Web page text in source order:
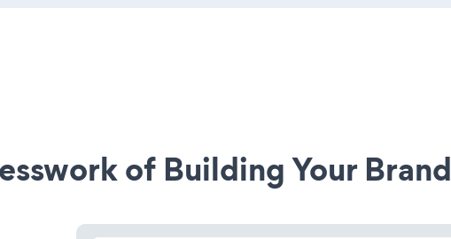
of Building Your Brand